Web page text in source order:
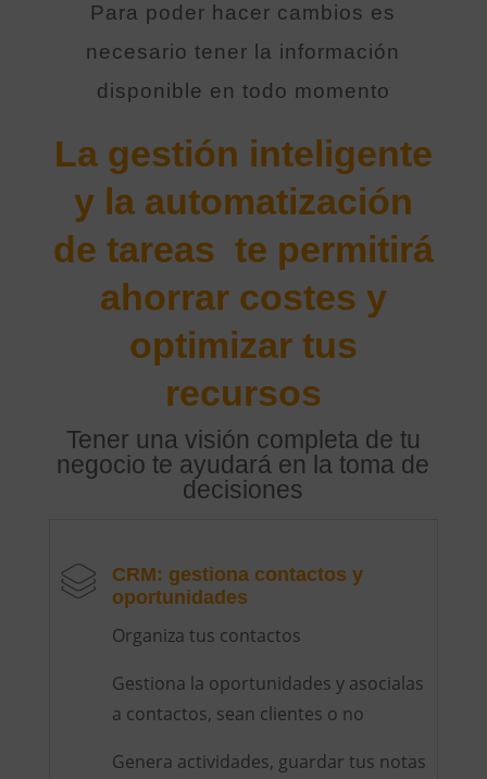
Para poder hacer cambios es
necesario tener la información
disponible en todo momento
La gestión inteligente
y la automatización
de tareas te permitirá
ahorrar costes y
optimizar tus
recursos
Tener una visión completa de tu
negocio te ayudará en la toma de
decisiones
CRM: gestiona contactos y
oportunidades
Organiza tus contactos
Gestiona la oportunidades y asocialas
a contactos, sean clientes o no
Genera actividades, guardar tus notas